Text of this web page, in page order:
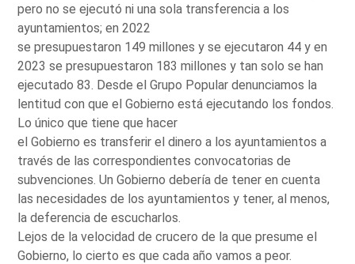
pero no se ejecutó ni una sola transferencia a los
ayuntamientos; en 2022
se presupuestaron 149 millones y se ejecutaron 44 y en
2023 se presupuestaron 183 millones y tan solo se han
ejecutado 83. Desde el Grupo Popular denunciamos la
lentitud con que el Gobierno está ejecutando los fondos.
Lo único que tiene que hacer
el Gobierno es transferir el dinero a los ayuntamientos a
través de las correspondientes convocatorias de
subvenciones. Un Gobierno debería de tener en cuenta
las necesidades de los ayuntamientos y tener, al menos,
la deferencia de escucharlos.
Lejos de la velocidad de crucero de la que presume el
Gobierno, lo cierto es que cada año vamos a peor.